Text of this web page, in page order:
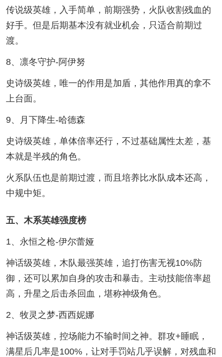
传说级英雄，入手简单，前期强势，火队收割残血的
好手。但是后期基本没有就业机会，只适合前期过
渡。
8、凛冬守护-阿伊努
史诗级英雄，唯一的作用是加盾，其他作用真的拿不
上台面。
9、月下降生-哈德森
史诗级英雄，单体倍率还行，不过基础属性太差，基
本就是半残的角色。
火系队伍也是前期过渡，而且培养比水队成本还高，
中规中矩。
五、木系英雄强度榜
1、永恒之枪-伊尔蕾娅
神话级英雄，木队最强英雄，追打伤害无视10%防
御，还可以累加自身的攻击和暴击。主动技能倍率超
高，升星之后击杀回血，堪称神级角色。
2、牧灵之梦-西西妮娜
神话级英雄，控场能力不输时间之神。群攻+睡眠，
满星后几率是100%，让对手罚站几乎误解，对残血和